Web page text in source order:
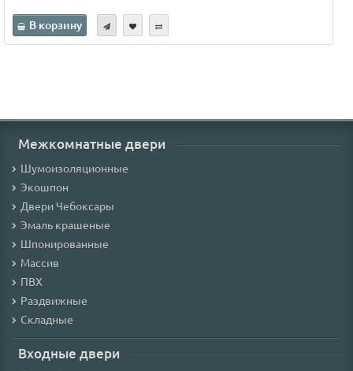
В корзину
Межкомнатные двери
Шумоизоляционные
Экошпон
Двери Чебоксары
Эмаль крашеные
Шпонированные
Массив
ПВХ
Раздвижные
Складные
Входные двери